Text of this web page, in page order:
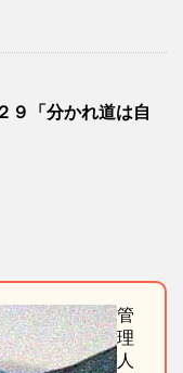
９「分かれ道は自
管
理
人